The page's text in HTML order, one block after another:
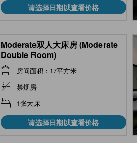
请选择日期以查看价格
Moderate双人大床房 (Moderate
Double Room)
房间面积：17平方米
禁烟房
1张大床
请选择日期以查看价格